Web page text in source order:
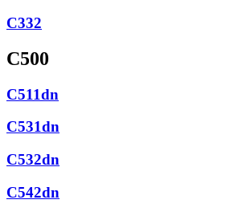
C332
C500
C511dn
C531dn
C532dn
C542dn